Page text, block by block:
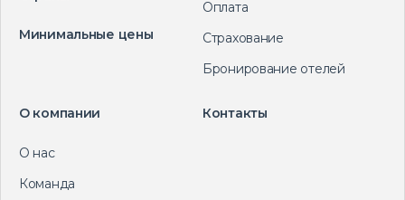
Минимальные цены
Оплата
Страхование
Бронирование отелей
О компании
О нас
Команда
Контакты